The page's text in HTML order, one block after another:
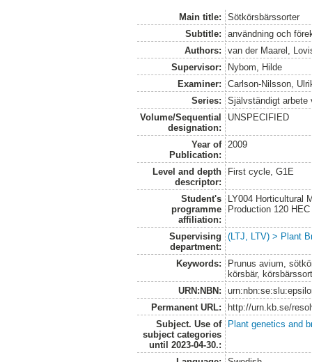
Main title:
Sötkörsbärssorter
Subtitle:
användning och
Authors:
van der Maarel,
Supervisor:
Nybom, Hilde
Examiner:
Carlson-Nilsson,
Series:
Självständigt arbete
Volume/Sequential
designation:
UNSPECIFIED
Year of
Publication:
2009
Level and depth
descriptor:
First cycle, G1E
Student's
programme
affiliation:
LY004 Horticultural
Production 120 HEC
Supervising
department:
(LTJ, LTV) > Plant
Keywords:
Prunus avium,
körsbär,
URN:NBN:
Permanent URL:
http://urn.kb.se/
Subject. Use of
subject categories
until 2023-04-30.:
Plant genetics and